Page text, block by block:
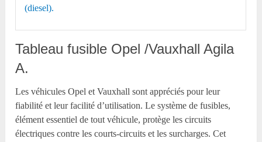
(diesel).
Tableau fusible Opel /Vauxhall Agila
A.
Les véhicules Opel et Vauxhall sont appréciés pour leur
fiabilité et leur facilité d’utilisation. Le système de fusibles,
élément essentiel de tout véhicule, protège les circuits
électriques contre les courts-circuits et les surcharges. Cet